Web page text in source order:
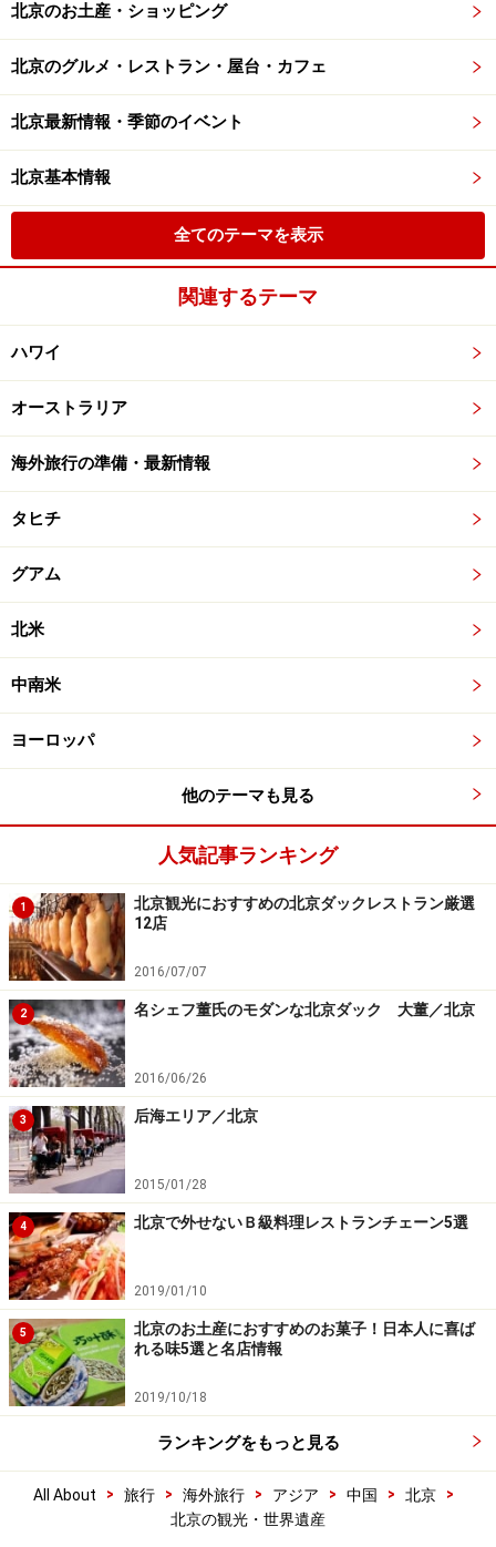
北京のお土産・ショッピング
北京のグルメ・レストラン・屋台・カフェ
北京最新情報・季節のイベント
北京基本情報
全てのテーマを表示
関連するテーマ
ハワイ
オーストラリア
海外旅行の準備・最新情報
タヒチ
グアム
北米
中南米
ヨーロッパ
他のテーマも見る
人気記事ランキング
1
北京観光におすすめの北京ダックレストラン厳選
12店
2016/07/07
2 名シェフ董氏のモダンな北京ダック 大董／北京
2016/06/26
3 后海エリア／北京
2015/01/28
4 北京で外せないＢ級料理レストランチェーン5選
2019/01/10
5
北京のお土産におすすめのお菓子！日本人に喜ば
れる味5選と名店情報
2019/10/18
ランキングをもっと見る
All About > 旅行 > 海外旅行 > アジア > 中国 > 北京
>
北京の観光・世界遺産